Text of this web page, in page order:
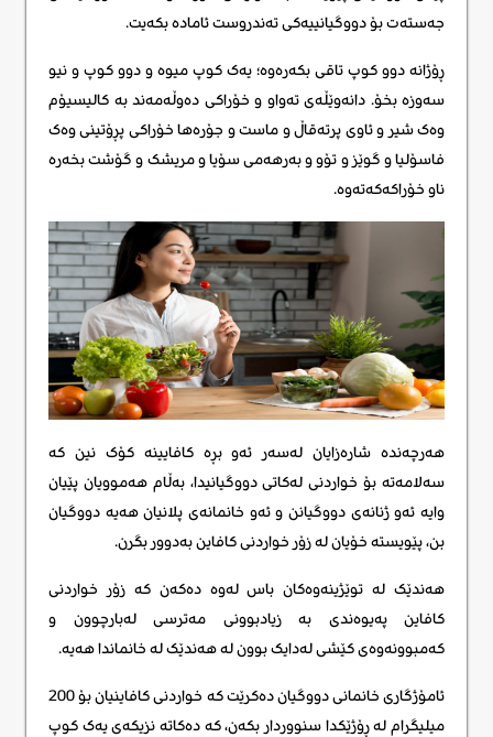
جەستەت بۆ دووگیانییەکی تەندروست ئامادە بکەیت.
ڕۆژانە دوو کوپ تاقی بکەرەوە؛ یەک کوپ میوە و دوو کوپ و نیو
سەوزە بخۆ. دانەوێڵەی تەواو و خۆراکی دەوڵەمەند بە کالیسیۆم
وەک شیر و ئاوی پرتەقاڵ و ماست و جۆرەها خۆراکی پڕۆتینی وەک
فاسۆلیا و گوێز و تۆو و بەرهەمی سۆیا و مریشک و گۆشت بخەرە
ناو خۆراکەکەتەوە.
هەرچەندە شارەزایان لەسەر ئەو بڕە کافایینە کۆک نین کە
سەلامەتە بۆ خواردنی لەکاتی دووگیانیدا، بەڵام هەموویان پێیان
وایە ئەو ژنانەی دووگیانن و ئەو خانمانەی پلانیان هەیە دووگیان
بن، پێویستە خۆیان لە زۆر خواردنی کافاین بەدوور بگرن.
هەندێک لە توێژینەوەکان باس لەوە دەکەن کە زۆر خواردنی
کافاین پەیوەندی بە زیادبوونی مەترسی لەبارچوون و
کەمبوونەوەی کێشی لەدایک بوون لە هەندێک لە خانماندا هەیە.
ئامۆژگاری خانمانی دووگیان دەکرێت کە خواردنی کافاینیان بۆ 200
میلیگرام لە ڕۆژێکدا سنووردار بکەن، کە دەکاتە نزیکەی یەک کوپ